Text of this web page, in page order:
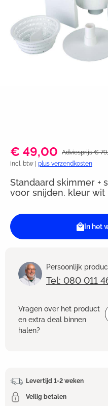
€ 49,00 Adviesprijs €
incl. btw | plus verzendkosten
Standaard skimmer +
voor snijden. kleur wit
In het
Persoonlijk
Tel: 080 011
Vragen over het product
en extra deal binnen
halen?
Levertijd 1-2 weken
Veilig betalen